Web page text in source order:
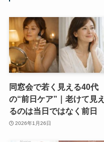
同窓会で若く見える40代
の“前日ケア”｜老けて見え
るのは当日ではなく前日
2026年1月26日